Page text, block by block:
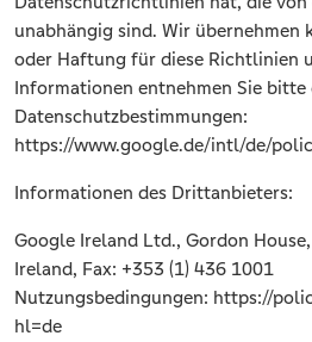
unabhängig sind. Wir übernehmen
oder Haftung für diese Richtlinien
Informationen entnehmen Sie bitte
Datenschutzbestimmungen:
https://www.google.de/intl/de/
Informationen des Drittanbieters:
Google Ireland Ltd., Gordon
Ireland, Fax: +353 (1) 436 1001
Nutzungsbedingungen: https://
hl=de